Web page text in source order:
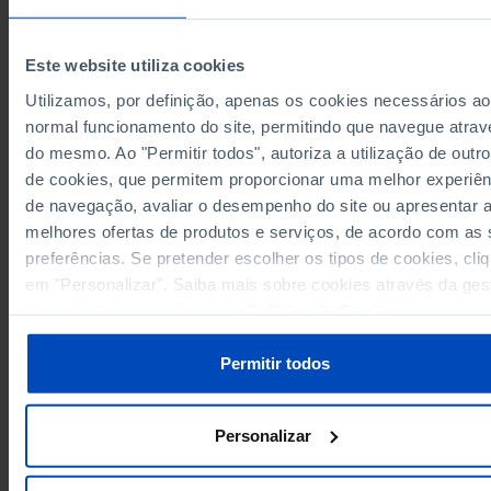
Este website utiliza cookies
Utilizamos, por definição, apenas os cookies necessários ao
normal funcionamento do site, permitindo que navegue
do mesmo. Ao "Permitir todos", autoriza a utilização de
de cookies, que permitem proporcionar uma melhor
de navegação, avaliar o desempenho do site ou apresentar
melhores ofertas de produtos e serviços, de acordo com as
preferências. Se pretender escolher os tipos de cookies,
em "Personalizar". Saiba mais sobre cookies através da
Permitir todos
Personalizar
Última actualização: 2026-02-18
RELACIONADOS
Eleitores residentes no estrangeiro nas eleições para a Presidência da
República: total, votantes e abstenção em Portugal
Eleitores residentes em Portugal nas eleições para a Assembleia da
total, votantes e abstenção em Portugal
SANTOS.